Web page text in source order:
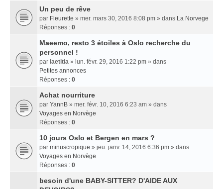
Un peu de rêve
par Fleurette » mer. mars 30, 2016 8:08 pm » dans La Norvege
Réponses : 0
Maeemo, resto 3 étoiles à Oslo recherche du
personnel !
par laetitia » lun. févr. 29, 2016 1:22 pm » dans
Petites annonces
Réponses : 0
Achat nourriture
par YannB » mer. févr. 10, 2016 6:23 am » dans
Voyages en Norvège
Réponses : 0
10 jours Oslo et Bergen en mars ?
par minuscropique » jeu. janv. 14, 2016 6:36 pm » dans
Voyages en Norvège
Réponses : 0
besoin d'une BABY-SITTER? D'AIDE AUX